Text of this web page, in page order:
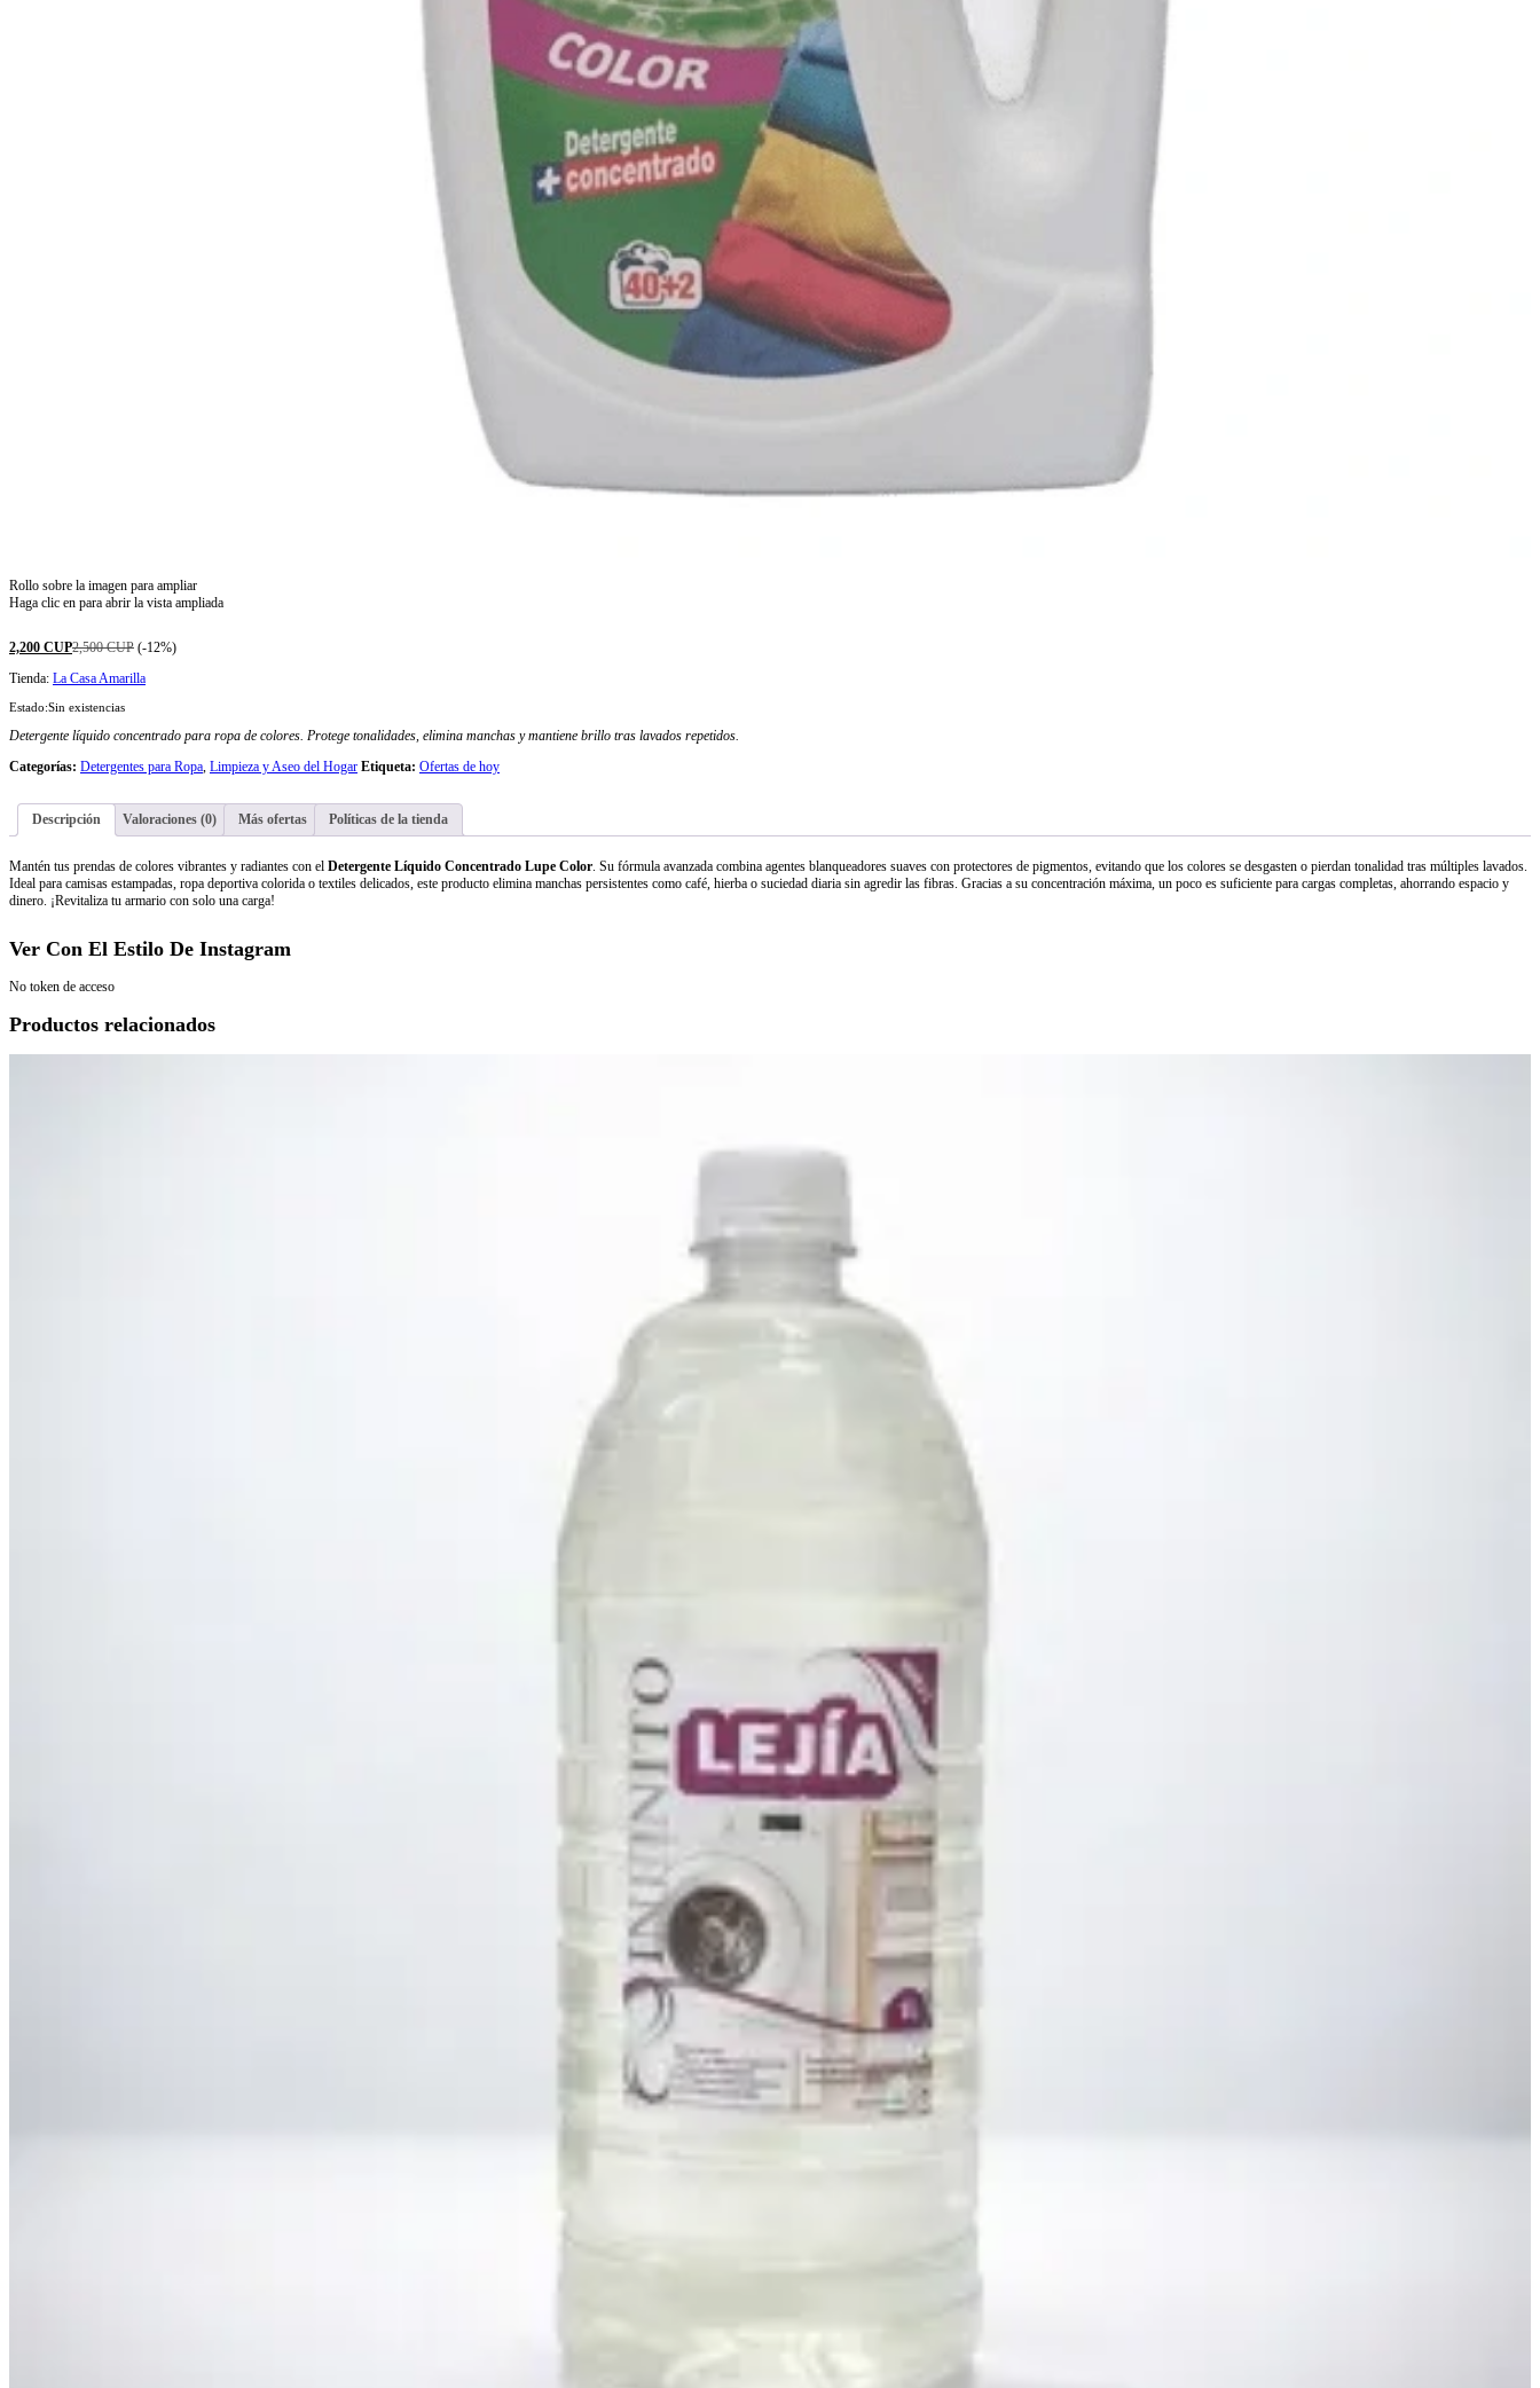
Rollo sobre la imagen para ampliar
Haga clic en para abrir la vista ampliada
2,200 CUP2,500CUP (-12%)
Tienda: La Casa Amarilla
Estado:Sin existencias
Detergente líquido concentrado para ropa de colores. Protege tonalidades, elimina manchas y mantiene brillo tras lavados repetidos.
Categorías: Detergentes para Ropa, Limpieza y Aseo del Hogar Etiqueta: Ofertas de hoy
Descripción Valoraciones (0) Más ofertas Políticas de la tienda
Mantén tus prendas de colores vibrantes y radiantes con el Detergente Líquido Concentrado Lupe Color. Su fórmula avanzada combina agentes blanqueadores suaves con protectores de pigmentos, evitando que los colores se desgasten o pierdan tonalidad tras múltiples lavados.
Ideal para camisas estampadas, ropa deportiva colorida o textiles delicados, este producto elimina manchas persistentes como café, hierba o suciedad diaria sin agredir las fibras. Gracias a su concentración máxima, un poco es suficiente para cargas completas, ahorrando espacio y
dinero. ¡Revitaliza tu armario con solo una carga!
Ver Con El Estilo De Instagram
No token de acceso
Productos relacionados